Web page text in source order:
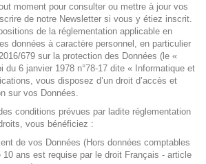
moment pour consulter ou mettre à jour vos
de notre Newsletter si vous y étiez inscrit.
de la réglementation applicable en
données à caractère personnel, en particulier
679 sur la protection des Données (le «
du 6 janvier 1978 n°78-17 dite « Informatique et
vous disposez d’un droit d’accès et
sur vos Données.
conditions prévues par ladite réglementation
vous bénéficiez :
de vos Données (Hors données comptables
ans est requise par le droit Français - article